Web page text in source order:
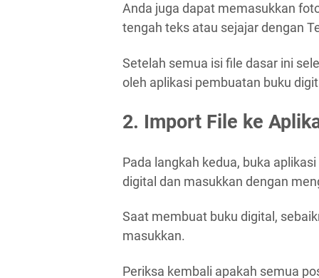
Anda juga dapat memasukkan
tengah teks atau sejajar dengan
Setelah semua isi file dasar ini
oleh aplikasi pembuatan buku
2. Import File ke
Pada langkah kedua, buka
digital dan masukkan dengan
Saat membuat buku digital,
masukkan.
Periksa kembali apakah semua